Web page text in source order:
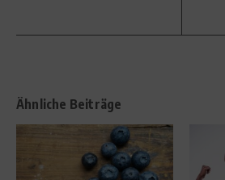
Ähnliche Beiträge